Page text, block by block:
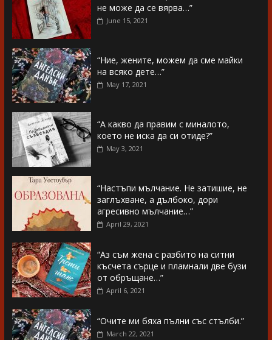
не може да се вярва…”
June 15, 2021
“Ние, жените, можем да сме майки
на всяко дете…”
May 17, 2021
“А какво да правим с миналото,
което не иска да си отиде?”
May 3, 2021
“Настъпи мълчание. Не затишие, не
заглъхване, а дълбоко, дори
агресивно мълчание…”
April 29, 2021
“Аз съм жена с разбито на ситни
късчета сърце и пламнали две бузи
от обръщане…”
April 6, 2021
“Очите ми бяха пълни със стълби.”
March 22, 2021